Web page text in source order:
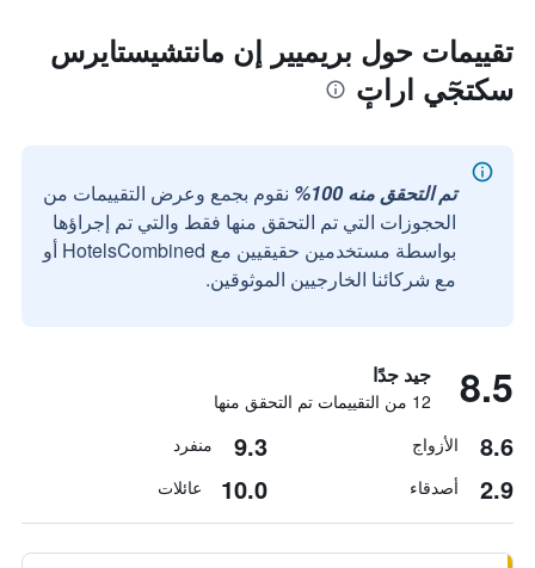
تقييمات حول بريميير إن مانتشيستايرس
سكتجٓي اراتٕ
تم التحقق منه 100%
نقوم بجمع وعرض التقييمات من
الحجوزات التي تم التحقق منها فقط والتي تم إجراؤها
بواسطة مستخدمين حقيقيين مع HotelsCombined أو
مع شركائنا الخارجيين الموثوقين.
8.5 جيد جدًا
12 من التقييمات تم التحقق منها
8.6 الأزواج 9.3 منفرد
2.9 أصدقاء 10.0 عائلات